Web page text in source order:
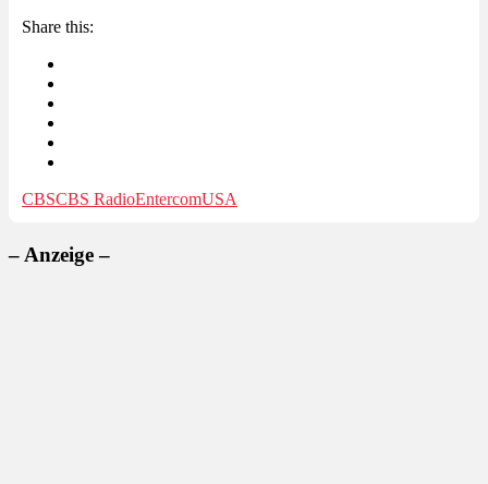
Share this:
CBSCBS RadioEntercomUSA
– Anzeige –